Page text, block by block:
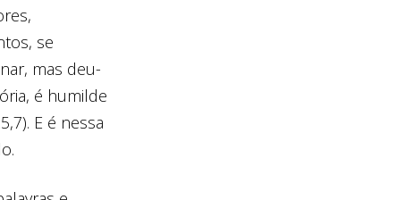
se
mas deu-
é humilde
E é nessa